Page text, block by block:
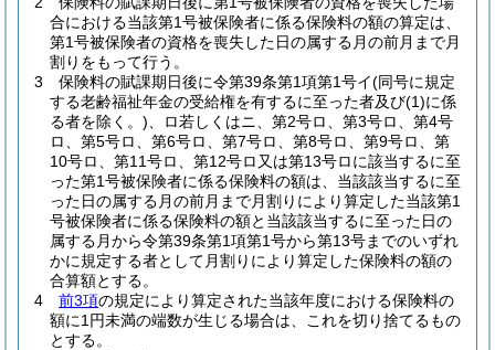
合における当該第1号被保険者に係る保険料の額の算定は、
第1号被保険者の資格を喪失した日の属する月の前月まで月
割りをもって行う。
3
保険料の賦課期日後に令第39条第1項第1号イ(同号に規定
する老齢福祉年金の受給権を有するに至った者及び(1)に係
る者を除く。) 、ロ若しくはニ、第2号ロ、第3号ロ、第4号
ロ、第5号ロ、第6号ロ、第7号ロ、第8号ロ、第9号ロ、第
10号ロ、第11号ロ、第12号ロ又は第13号ロに該当するに至
った第1号被保険者に係る保険料の額は、当該該当するに至
った日の属する月の前月まで月割りにより算定した当該第1
号被保険者に係る保険料の額と当該該当するに至った日の
属する月から令第39条第1項第1号から第13号までのいずれ
かに規定する者として月割りにより算定した保険料の額の
合算額とする。
4
前3項の規定により算定された当該年度における保険料の
額に1円未満の端数が生じる場合は、これを切り捨てるもの
とする。